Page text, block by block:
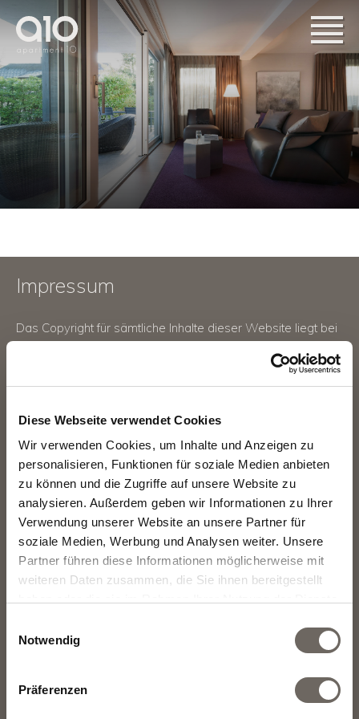
Diese Webseite verwendet Cookies
Wir verwenden Cookies, um Inhalte und Anzeigen zu
personalisieren, Funktionen für soziale Medien anbieten
zu können und die Zugriffe auf unsere Website zu
analysieren. Außerdem geben wir Informationen zu Ihrer
Verwendung unserer Website an unsere Partner für
soziale Medien, Werbung und Analysen weiter. Unsere
Partner führen diese Informationen möglicherweise mit
weiteren Daten zusammen, die Sie ihnen bereitgestellt
Notwendig
Präferenzen
Impressum
Das Copyright für sämtliche Inhalte dieser Website liegt bei
dieser Website bereitzustellen, übernehmen aber keinerlei
Verantwortung, Garantien oder Haftung dafür, dass die
durch diese Website bereitgestellten Informationen
einschliesslich jeglicher Datenbankeinträge, richtig,
vollständig oder aktuell sind.
Wir behalten uns das Recht vor, jederzeit und ohne
Informationen zu aktualisieren. Alle Links zu externen
Anbietern wurden zum Zeitpunkt ihrer Aufnahme auf ihre
Richtigkeit überprüft. Dennoch haften wir nicht für Inhalt und
Verfügbarkeit von Websites, die mittels Hyperlinks zu